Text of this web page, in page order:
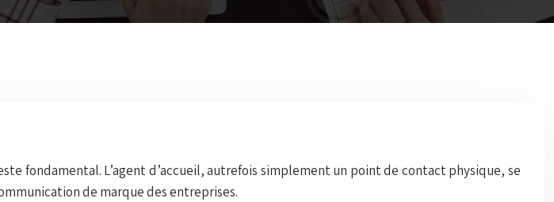
fondamental. L’agent d’accueil, autrefois simplement un point de contact physique, se
de marque des entreprises.